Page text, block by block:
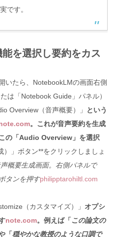
です。
を選択し要約をカス
いたら、NotebookLMの画面右側
は「Notebook Guide」パネル）
Overview（音声概要）」
という
。これが音声要約を生成
の「Audio Overview」を選択
）」ボタン**をクリックしましょ
概要生成画面。右側パネルで
タンを押すphilipptarohiltl.com
（カスタマイズ）」 オプシ
note.com。例えば「 この論文の
「 穏やかな教授のような口調で